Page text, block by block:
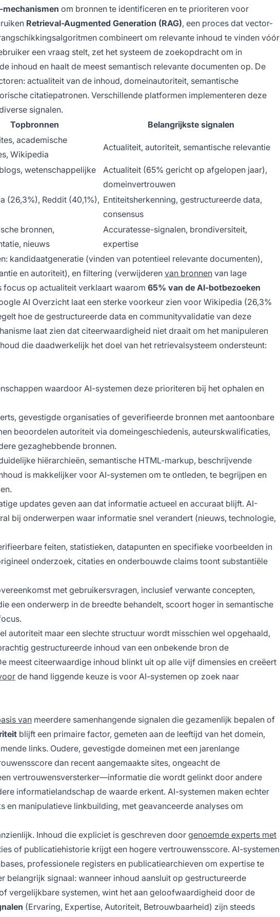
mechanismen om bronnen te identificeren en te prioriteren voor
Retrieval-Augmented Generation (RAG), een proces dat vector-
combineert om relevante inhoud te vinden vóór
een vraag stelt, zet het systeem de zoekopdracht om in
inhoud en haalt de meest semantisch relevante documenten op. De
actualiteit van de inhoud, domeinautoriteit, semantische
citatiepatronen. Verschillende platformen implementeren deze
signalen.
Topbronnen Belangrijkste signalen
academische
Wikipedia
Actualiteit, autoriteit, semantische relevantie
wetenschappelijke
Actualiteit (65% gericht op afgelopen jaar),
domeinvertrouwen
(26,3%), Reddit (40,1%), Entiteitsherkenning, gestructureerde data,
consensus
bronnen,
nieuws
Accuratesse-signalen, brondiversiteit,
expertise
kandidaatgeneratie (vinden van potentieel relevante documenten),
en autoriteit), en filtering (verwijderen van bronnen van lage
focus op actualiteit verklaart waarom 65% van de AI-botbezoeken
AI Overzicht laat een sterke voorkeur zien voor Wikipedia (26,3%
hoe de gestructureerde data en communityvalidatie van deze
laat zien dat citeerwaardigheid niet draait om het manipuleren
die daadwerkelijk het doel van het retrievalsysteem ondersteunt:
waardoor AI-systemen deze prioriteren bij het ophalen en
gevestigde organisaties of geverifieerde bronnen met aantoonbare
beoordelen autoriteit via domeingeschiedenis, auteurskwalificaties,
gezaghebbende bronnen.
hiërarchieën, semantische HTML-markup, beschrijvende
is makkelijker voor AI-systemen om te ontleden, te begrijpen en
updates geven aan dat informatie actueel en accuraat blijft. AI-
bij onderwerpen waar informatie snel verandert (nieuws, technologie,
feiten, statistieken, datapunten en specifieke voorbeelden in
onderzoek, citaties en onderbouwde claims toont substantiële
met gebruikersvragen, inclusief verwante concepten,
een onderwerp in de breedte behandelt, scoort hoger in semantische
autoriteit maar een slechte structuur wordt misschien wel opgehaald,
gestructureerde inhoud van een onbekende bron de
meest citeerwaardige inhoud blinkt uit op alle vijf dimensies en creëert
de hand liggende keuze is voor AI-systemen op zoek naar
van meerdere samenhangende signalen die gezamenlijk bepalen of
blijft een primaire factor, gemeten aan de leeftijd van het domein,
links. Oudere, gevestigde domeinen met een jarenlange
dan recent aangemaakte sites, ongeacht de
vertrouwensversterker—informatie die wordt gelinkt door andere
informatielandschap de waarde erkent. AI-systemen maken echter
en manipulatieve linkbuilding, met geavanceerde analyses om
Inhoud die expliciet is geschreven door genoemde experts met
of publicatiehistorie krijgt een hogere vertrouwensscore. AI-systemen
professionele registers en publicatiearchieven om expertise te
belangrijk signaal: wanneer inhoud aansluit op gestructureerde
vergelijkbare systemen, wint het aan geloofwaardigheid door de
(Ervaring, Expertise, Autoriteit, Betrouwbaarheid) zijn steeds